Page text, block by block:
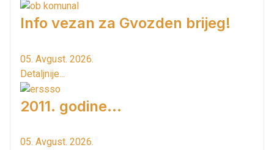
Info vezan za Gvozden brijeg!
05. Avgust. 2026.
Detaljnije...
2011. godine...
05. Avgust. 2026.